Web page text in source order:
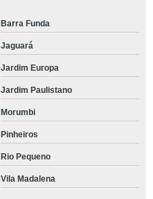
Barra Funda
Jaguará
Jardim Europa
Jardim Paulistano
Morumbi
Pinheiros
Rio Pequeno
Vila Madalena